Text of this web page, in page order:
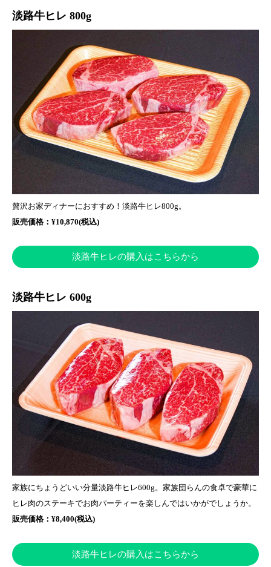
淡路牛ヒレ 800g
贅沢お家ディナーにおすすめ！淡路牛ヒレ800g。
販売価格：¥10,870(税込)
淡路牛ヒレの購入はこちらから
淡路牛ヒレ 600g
家族にちょうどいい分量淡路牛ヒレ600g。家族団らんの食卓で豪華に
ヒレ肉のステーキでお肉パーティーを楽しんではいかがでしょうか。
販売価格：¥8,400(税込)
淡路牛ヒレの購入はこちらから